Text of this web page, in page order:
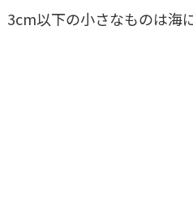
以下の小さなものは海